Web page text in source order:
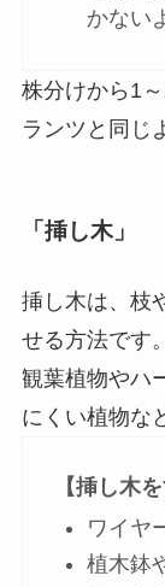
かない
株分けから1
ランツと同じ
「挿し木」
挿し木は、枝
せる方法です。
観葉植物やハ
にくい植物な
【挿し木
ワイヤ
植木鉢